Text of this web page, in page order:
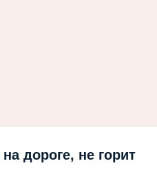
дороге, не горит